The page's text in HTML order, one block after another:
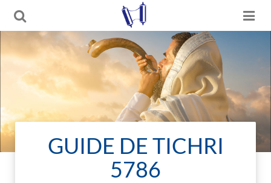
GUIDE DE TICHRI
5786